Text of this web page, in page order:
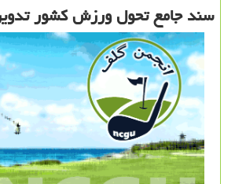
سند جامع تحول ورزش کشور